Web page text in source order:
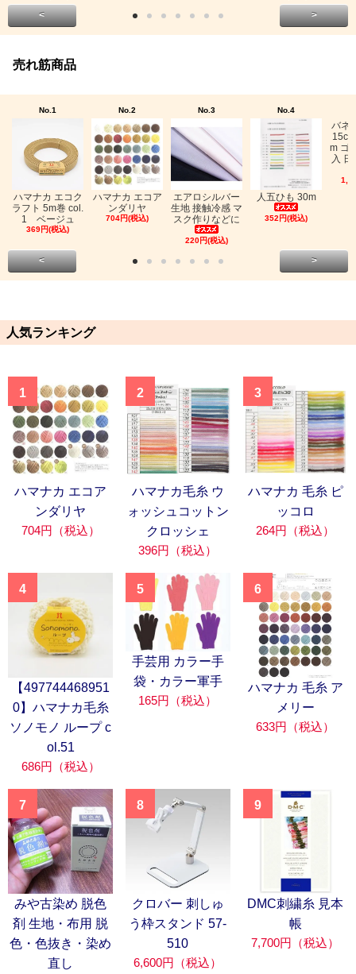
< >
売れ筋商品
No.1
ハマナカ エコク
ラフト 5m巻 col.
1 ベージュ
369円(税込)
No.2
ハマナカ エコア
ンダリヤ
704円(税込)
No.3
エアロシルバー
生地 接触冷感 マ
スク作りなどに
220円(税込)
No.4
人五ひも 30m
352円(税込)
バネ
m ゴ
入
< >
人気ランキング
1
ハマナカ エコア
ンダリヤ
704円（税込）
2
ハマナカ毛糸 ウ
ォッシュコットン
クロッシェ
396円（税込）
3
ハマナカ 毛糸 ピ
ッコロ
264円（税込）
4
【497744468951
0】ハマナカ毛糸
ソノモノ ループ c
ol.51
686円（税込）
5
手芸用 カラー手
袋・カラー軍手
165円（税込）
6
ハマナカ 毛糸 ア
メリー
633円（税込）
7
みや古染め 脱色
剤 生地・布用 脱
色・色抜き・染め
直し
8
クロバー 刺しゅ
う枠スタンド 57-
510
6,600円（税込）
9
DMC刺繍糸 見本
帳
7,700円（税込）